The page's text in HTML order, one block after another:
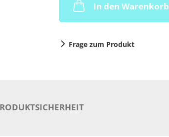
In den Warenkorb
Frage zum Produkt